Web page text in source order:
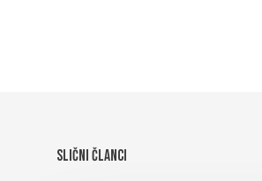
Slični članci